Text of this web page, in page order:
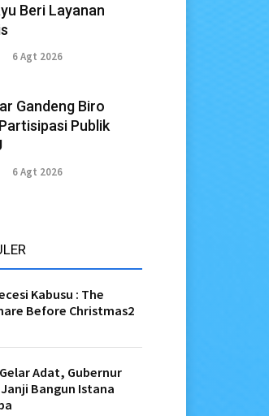
Beri Layanan
6 Agt 2026
Gandeng Biro
Publik
6 Agt 2026
Kabusu : The
Before Christmas2
Adat, Gubernur
Bangun Istana